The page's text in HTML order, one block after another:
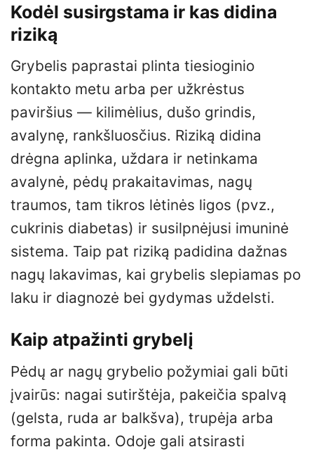
Kodėl susirgstama ir kas didina
riziką
Grybelis paprastai plinta tiesioginio
kontakto metu arba per užkrėstus
paviršius — kilimėlius, dušo grindis,
avalynę, rankšluosčius. Riziką didina
drėgna aplinka, uždara ir netinkama
avalynė, pėdų prakaitavimas, nagų
traumos, tam tikros lėtinės ligos (pvz.,
cukrinis diabetas) ir susilpnėjusi imuninė
sistema. Taip pat riziką padidina dažnas
nagų lakavimas, kai grybelis slepiamas po
laku ir diagnozė bei gydymas uždelsti.
Kaip atpažinti grybelį
Pėdų ar nagų grybelio požymiai gali būti
įvairūs: nagai sutirštėja, pakeičia spalvą
(gelsta, ruda ar balkšva), trupėja arba
forma pakinta. Odoje gali atsirasti